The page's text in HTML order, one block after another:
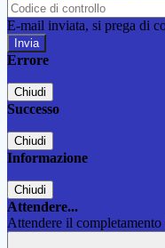
E-mail inviata, si prega di
Errore
Chiudi
Successo
Chiudi
Informazione
Chiudi
Attendere...
Attendere il